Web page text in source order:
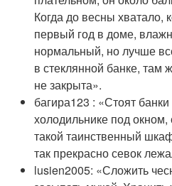
Когда до весны хватало,
первый год в доме,
нормальный, но лучше
в стеклянной банке, там
не закрыта».
багира123 : «Стоят
холодильнике под окном,
такой таинственный
так прекрасно севок
lusien2005: «Сложить